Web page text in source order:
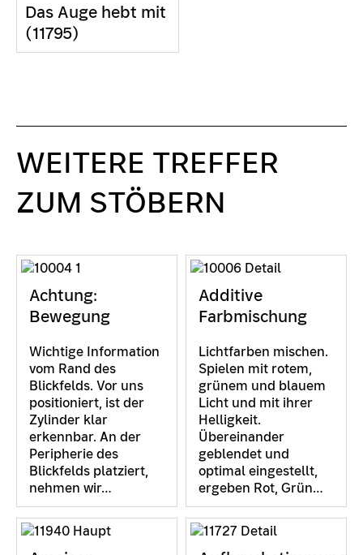
Das Auge hebt mit
(11795)
WEITERE TREFFER
ZUM STÖBERN
Achtung:
Bewegung
Wichtige Information
vom Rand des
Blickfelds. Vor uns
positioniert, ist der
Zylinder klar
erkennbar. An der
Peripherie des
Blickfelds platziert,
nehmen wir…
Additive
Farbmischung
Lichtfarben mischen.
Spielen mit rotem,
grünem und blauem
Licht und mit ihrer
Helligkeit.
Übereinander
geblendet und
optimal eingestellt,
ergeben Rot, Grün…